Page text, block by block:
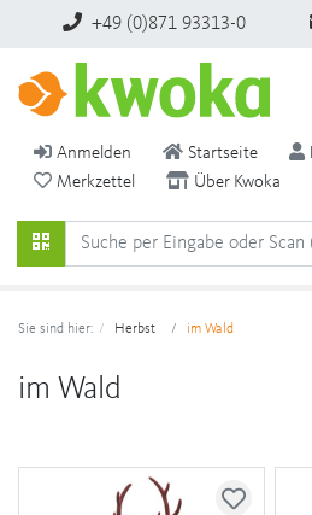
+49 (0)871 93313-0
Anmelden Startseite
Merkzettel
Über Kwoka
Sie sind hier: Herbst im Wald
im Wald